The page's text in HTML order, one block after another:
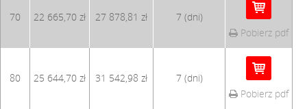
70 22 665,70 zł 27 878,81 zł
7 (dni)
Pobierz pdf
80 25 644,70 zł 31 542,98 zł
7 (dni)
Pobierz pdf